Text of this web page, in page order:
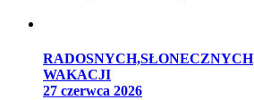
RADOSNYCH,SŁONECZNYCH
WAKACJI
27 czerwca 2026